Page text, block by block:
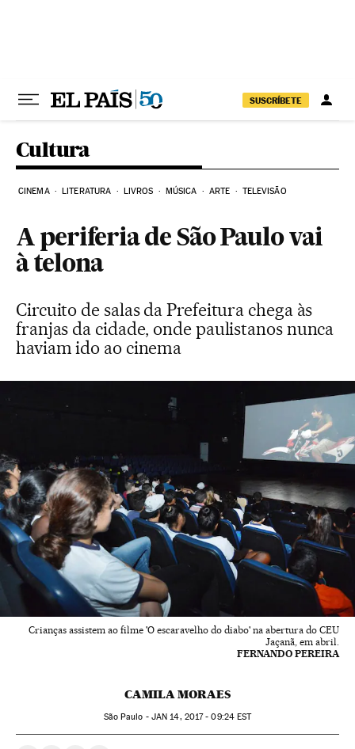
SUSCRÍBETE
Cultura
CINEMA LITERATURA LIVROS MÚSICA ARTE TELEVISÃO
A periferia de São Paulo vai
à telona
Circuito de salas da Prefeitura chega às
franjas da cidade, onde paulistanos nunca
haviam ido ao cinema
Crianças assistem ao filme 'O escaravelho do diabo' na abertura do CEU
Jaçanã, em abril.
FERNANDO PEREIRA
CAMILA MORAES
São Paulo - JAN 14, 2017 - 09:24EST